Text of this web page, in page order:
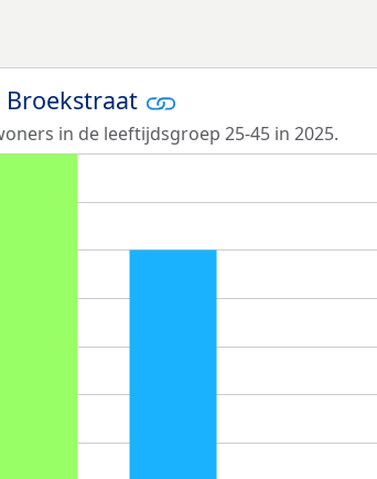
in de leeftijdsgroep 25-45 in 2025.